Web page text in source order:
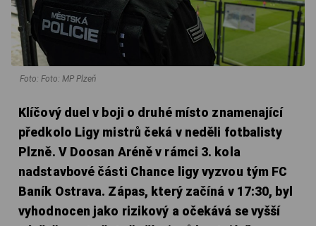
Foto: Foto: MP Plzeň
Klíčový duel v boji o druhé místo znamenající
předkolo Ligy mistrů čeká v neděli fotbalisty
Plzně. V Doosan Aréně v rámci 3. kola
nadstavbové části Chance ligy vyzvou tým FC
Baník Ostrava. Zápas, který začíná v 17:30, byl
vyhodnocen jako rizikový a očekává se vyšší